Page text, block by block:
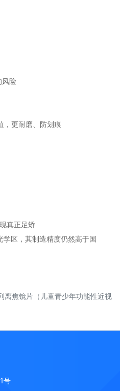
风险
，更耐磨、防划痕
真正足矫
区，其制造精度仍然高于国
焦镜片（儿童青少年功能性近视
号